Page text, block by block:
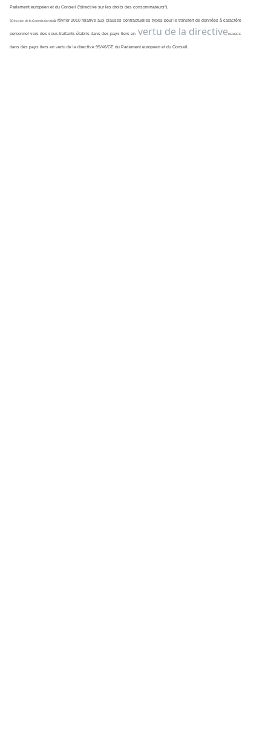
Parlement européen et du Conseil ("directive sur les droits des consommateurs").
5Décision de la Commission du5 février 2010 relative aux clauses contractuelles types pour le transfert de données à caractère
personnel vers des sous-traitants établis dans des pays tiers en vertu de la directive 95/46/CE.
dans des pays tiers en vertu de la directive 95/46/CE du Parlement européen et du Conseil.